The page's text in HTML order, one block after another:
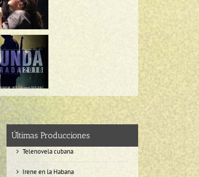
Últimas Producciones
Telenovela cubana
Irene en la Habana